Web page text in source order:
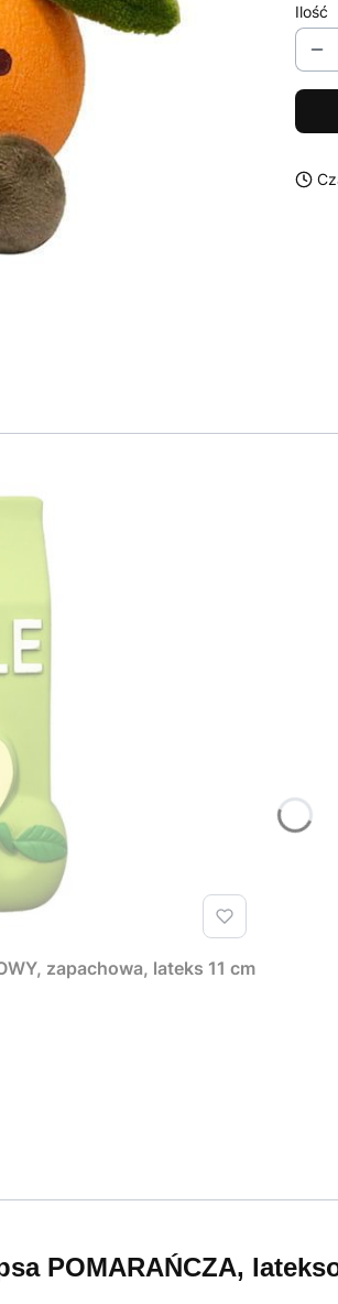
Ilość
zapachowa, lateks 11 cm
POMARAŃCZA,